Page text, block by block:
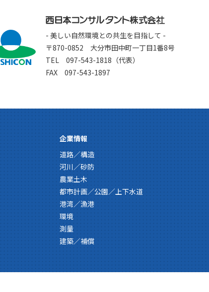
- 美しい自然環境との共生を目指して -
〒870-0852 大分市田中町一丁目1番8号
TEL 097-543-1818（代表）
FAX 097-543-1897
企業情報
道路／構造
河川／砂防
農業土木
都市計画／公園／上下水道
港湾／漁港
環境
測量
建築／補償